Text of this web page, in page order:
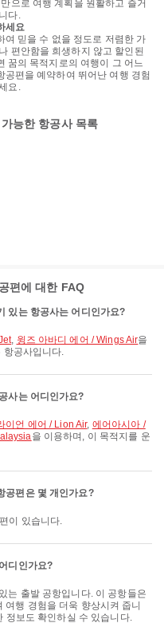
으로 여행 계획을 원활하고 즐거
다.
세요
믿을 수 없을 정도로 저렴한 가
편안함을 희생하지 않고 할인된
꿈의 목적지로의 여행이 그 어느
편을 예약하여 뛰어난 여행 경험
요.
능한 항공사 목록
편에 대한 FAQ
있는 항공사는 어디인가요?
, 윙즈 아바디 에어 / Wings Air을
항공사입니다.
사는 어디인가요?
이언 에어 / Lion Air, 에어아시아 /
을 이용하며, 이 목적지를 운
공편은 몇 개인가요?
이 있습니다.
디인가요?
는 출발 공항입니다. 이 공항들은
행 경험을 더욱 향상시켜 줍니
정보도 확인하실 수 있습니다.